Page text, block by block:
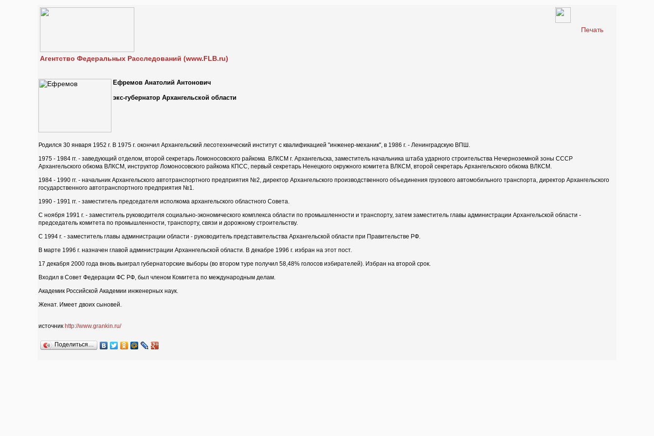
Печать
Агентство Федеральных Расследований (www.FLB.ru)
Ефремов Анатолий Антонович
экс-губернатор Архангельской области
Родился 30 января 1952 г. В 1975 г. окончил Архангельский лесотехнический институт с квалификацией "инженер-механик", в 1986 г. - Ленинградскую ВПШ.
1975 - 1984 гг. - заведующий отделом, второй секретарь Ломоносовского райкома ВЛКСМ г. Архангельска, заместитель начальника штаба ударного строительства Нечерноземной зоны СССР
Архангельского обкома ВЛКСМ, инструктор Ломоносовского райкома КПСС, первый секретарь Ненецкого окружного комитета ВЛКСМ, второй секретарь Архангельского обкома ВЛКСМ.
1984 - 1990 гг. - начальник Архангельского автотранспортного предприятия №2, директор Архангельского производственного объединения грузового автомобильного транспорта, директор Архангельского
государственного автотранспортного предприятия №1.
1990 - 1991 гг. - заместитель председателя исполкома архангельского областного Совета.
С ноября 1991 г. - заместитель руководителя социально-экономического комплекса области по промышленности и транспорту, затем заместитель главы администрации Архангельской области -
председатель комитета по промышленности, транспорту, связи и дорожному строительству.
С 1994 г. - заместитель главы администрации области - руководитель представительства Архангельской области при Правительстве РФ.
В марте 1996 г. назначен главой администрации Арханнгельской области. В декабре 1996 г. избран на этот пост.
17 декабря 2000 года вновь выиграл губернаторские выборы (во втором туре получил 58,48% голосов избирателей). Избран на второй срок.
Входил в Совет Федерации ФС РФ, был членом Комитета по международным делам.
Академик Российской Академии инженерных наук.
Женат. Имеет двоих сыновей.
источник http://www.grankin.ru/
Поделиться…